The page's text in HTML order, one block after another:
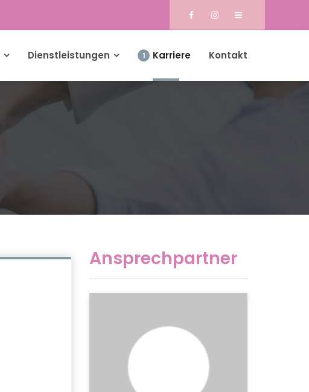
Dienstleistungen 1 Karriere Kontakt
Ansprechpartner